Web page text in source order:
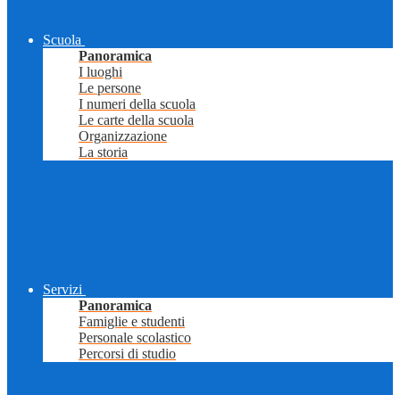
Scuola
Panoramica
I luoghi
Le persone
I numeri della scuola
Le carte della scuola
Organizzazione
La storia
Servizi
Panoramica
Famiglie e studenti
Personale scolastico
Percorsi di studio